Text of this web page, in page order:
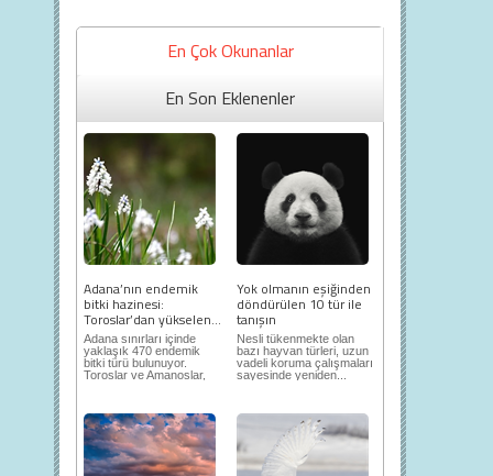
En Çok Okunanlar
En Son Eklenenler
Adana’nın endemik
bitki hazinesi:
Toroslar’dan yükselen...
Adana sınırları içinde
yaklaşık 470 endemik
bitki türü bulunuyor.
Toroslar ve Amanoslar,
Yok olmanın eşiğinden
döndürülen 10 tür ile
tanışın
Nesli tükenmekte olan
bazı hayvan türleri, uzun
vadeli koruma çalışmaları
sayesinde yeniden...